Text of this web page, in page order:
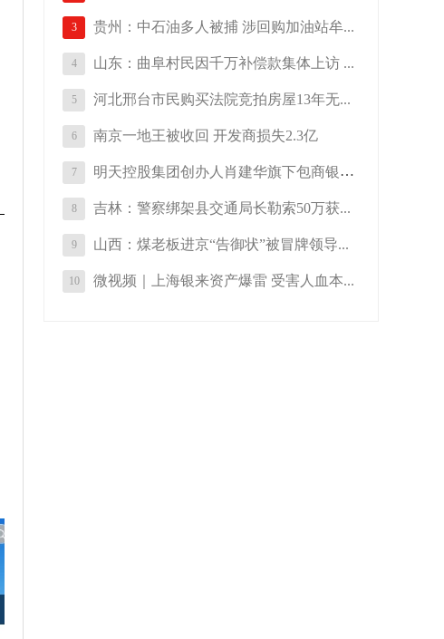
3 贵州：中石油多人被捕 涉回购加油站牟...
4 山东：曲阜村民因千万补偿款集体上访 ...
5 河北邢台市民购买法院竞拍房屋13年无...
6 南京一地王被收回 开发商损失2.3亿
7 明天控股集团创办人肖建华旗下包商银行...
8 吉林：警察绑架县交通局长勒索50万获...
9 山西：煤老板进京“告御状”被冒牌领导...
10 微视频｜上海银来资产爆雷 受害人血本...